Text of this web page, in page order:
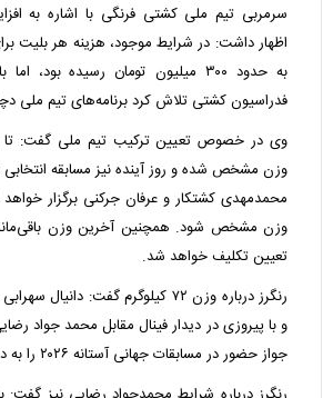
سرمربی تیم ملی کشتی فرنگی با اشاره به
اظهار داشت: در شرایط موجود، هزینه هر بلیت
به حدود ۳۰۰ میلیون تومان رسیده بود،
فدراسیون کشتی تلاش کرد برنامه‌های تیم ملی
محمدمهدی کشتکار و عرفان جرکنی برگزار
وزن مشخص شود. همچنین آخرین وزن
تعیین تکلیف خواهد شد.
رنگرز درباره وزن ۷۲ کیلوگرم گفت:
و با پیروزی در دیدار فینال مقابل محمد جواد
جواز حضور در مسابقات جهانی آستانه ۲۰۲۶ را به دست آورد.